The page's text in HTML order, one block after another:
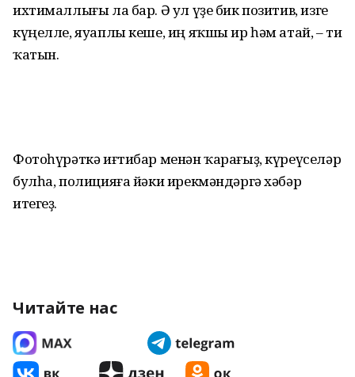
ихтималлығы ла бар. Ә ул үҙе бик позитив, изге
күңелле, яуаплы кеше, иң яҡшы ир һәм атай, ‒ ти
ҡатын.
Фотоһүрәткә иғтибар менән ҡарағыҙ, күреүселәр
булһа, полицияға йәки ирекмәндәргә хәбәр
итегеҙ.
Читайте нас